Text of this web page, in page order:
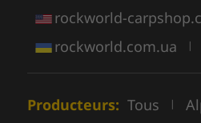
rockworld-
rockworld.com.ua |
Producteurs: Tous |